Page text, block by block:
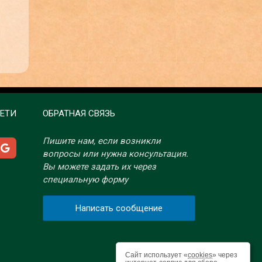
ОБРАТНАЯ СВЯЗЬ
Пишите нам, если возникли
вопросы или нужна консультация.
Вы можете задать их через
специальную форму
Написать сообщение
Сайт использует «cookies» через